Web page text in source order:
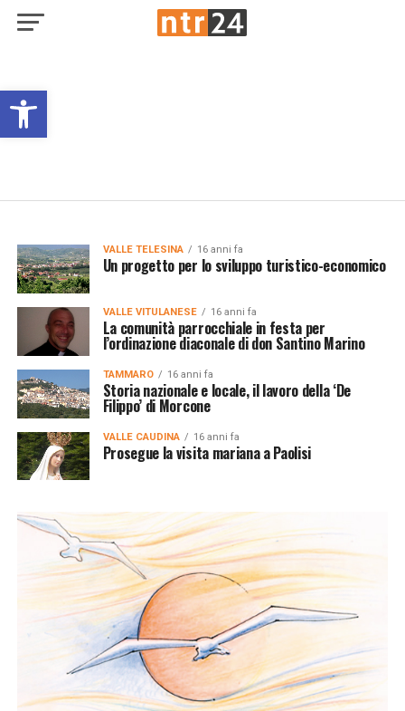
Open toolbar
VALLE TELESINA 16 anni fa
Un progetto per lo sviluppo turistico-economico
VALLE VITULANESE 16 anni fa
La comunità parrocchiale in festa per
l’ordinazione diaconale di don Santino Marino
TAMMARO 16 anni fa
Storia nazionale e locale, il lavoro della ‘De
Filippo’ di Morcone
VALLE CAUDINA 16 anni fa
Prosegue la visita mariana a Paolisi